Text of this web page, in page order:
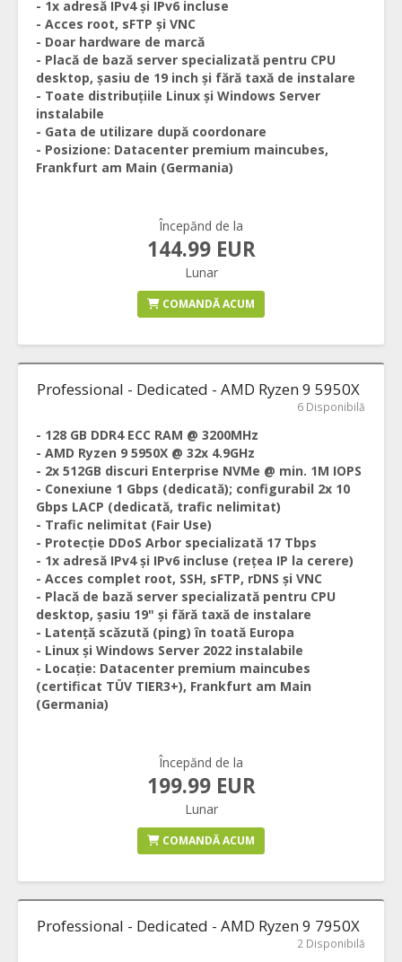
- 1x adresă IPv4 și IPv6 incluse
- Acces root, sFTP și VNC
- Doar hardware de marcă
- Placă de bază server specializată pentru CPU
desktop, șasiu de 19 inch și fără taxă de instalare
- Toate distribuțiile Linux și Windows Server
instalabile
- Gata de utilizare după coordonare
- Posizione: Datacenter premium maincubes,
Frankfurt am Main (Germania)
Începănd de la
144.99 EUR
Lunar
COMANDĂ ACUM
Professional - Dedicated - AMD Ryzen 9 5950X
6 Disponibilă
- 128 GB DDR4 ECC RAM @ 3200MHz
- AMD Ryzen 9 5950X @ 32x 4.9GHz
- 2x 512GB discuri Enterprise NVMe @ min. 1M IOPS
- Conexiune 1 Gbps (dedicată); configurabil 2x 10
Gbps LACP (dedicată, trafic nelimitat)
- Trafic nelimitat (Fair Use)
- Protecție DDoS Arbor specializată 17 Tbps
- 1x adresă IPv4 și IPv6 incluse (rețea IP la cerere)
- Acces complet root, SSH, sFTP, rDNS și VNC
- Placă de bază server specializată pentru CPU
desktop, șasiu 19" și fără taxă de instalare
- Latență scăzută (ping) în toată Europa
- Linux și Windows Server 2022 instalabile
- Locație: Datacenter premium maincubes
(certificat TÜV TIER3+), Frankfurt am Main
(Germania)
Începănd de la
199.99 EUR
Lunar
COMANDĂ ACUM
Professional - Dedicated - AMD Ryzen 9 7950X
2 Disponibilă